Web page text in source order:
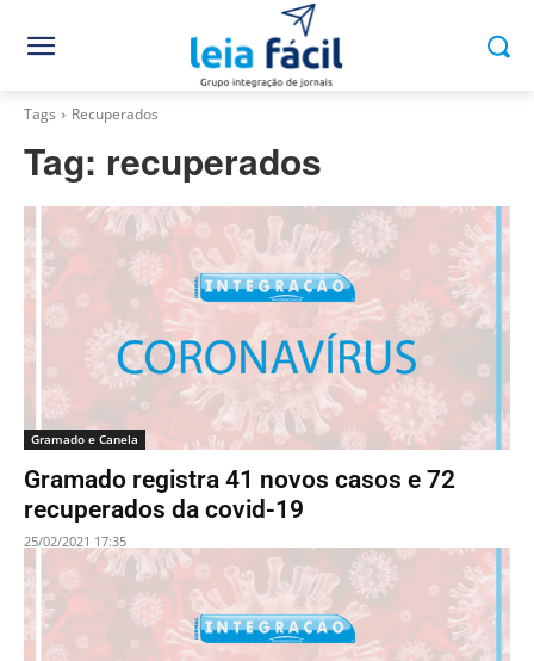
Tags Recuperados
Tag: recuperados
Gramado e Canela
Gramado registra 41 novos casos e 72
recuperados da covid-19
25/02/2021 17:35